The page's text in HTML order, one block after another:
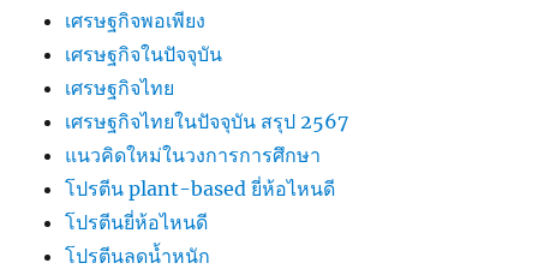
เศรษฐกิจพอเพียง
เศรษฐกิจในปัจจุบัน
เศรษฐกิจไทย
เศรษฐกิจไทยในปัจจุบัน สรุป 2567
แนวคิดใหม่ในวงการการศึกษา
โปรตีน plant-based ยี่ห้อไหนดี
โปรตีนยี่ห้อไหนดี
โปรตีนลดน้ำหนัก